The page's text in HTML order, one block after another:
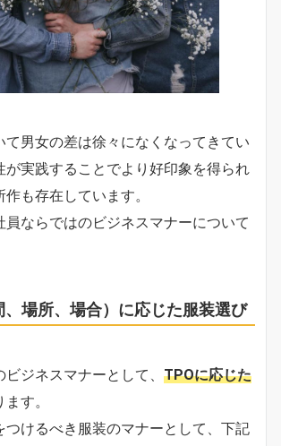
て男女の差は徐々になくなってきてい
が実践することでより好印象を得られ
も存在しています。
員ならではのビジネスマナーについて
、場所、場合）に応じた服装選び
ジネスマナーとして、 TPOに応じた
す。
つけるべき服装のマナーとして、下記